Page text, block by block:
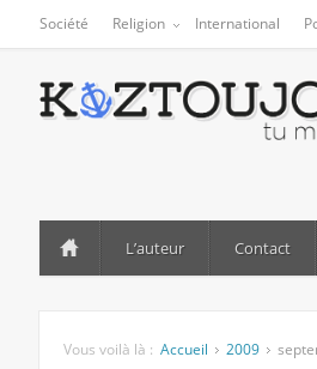
Société Religion International
L’auteur Contact
Vous voilà là : Accueil 2009